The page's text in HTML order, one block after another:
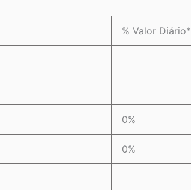
% Valor Diário*
0%
0%